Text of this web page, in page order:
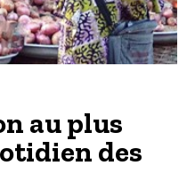
au plus
des